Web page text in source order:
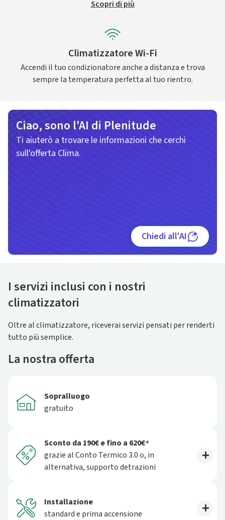
Scopri di più
Climatizzatore Wi-Fi
Accendi il tuo condizionatore anche a distanza e trova
sempre la temperatura perfetta al tuo rientro.
Ciao, sono l'AI di Plenitude
Ti aiuterò a trovare le informazioni che cerchi
sull'offerta Clima.
Chiedi all'AI
I servizi inclusi con i nostri
climatizzatori
Oltre al climatizzatore, riceverai servizi pensati per renderti
tutto più semplice.
La nostra offerta
Sopralluogo
gratuito
Sconto da 190€ e fino a 620€⁴
grazie al Conto Termico 3.0 o, in
alternativa, supporto detrazioni
Installazione
standard e prima accensione